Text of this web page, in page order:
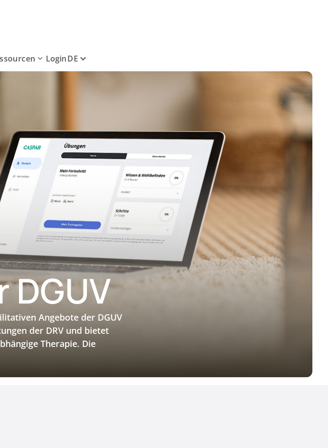
LoginDE
Angebote der DGUV
der DRV und bietet
Therapie. Die